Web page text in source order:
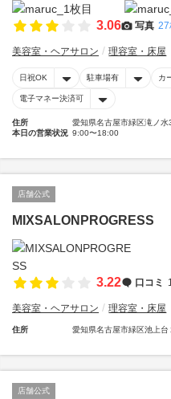
3.06 写真 27
美容室・ヘアサロン 理容室・床屋
日祝OK 駐車場有 カ
電子マネー決済可
住所
愛知県名古屋市緑区滝ノ水
本日の営業状況 9:00〜18:00
店舗公式
MIXSALONPROGRESS
3.22 口コミ
美容室・ヘアサロン 理容室・床屋
住所 愛知県名古屋市緑区池上台
店舗公式